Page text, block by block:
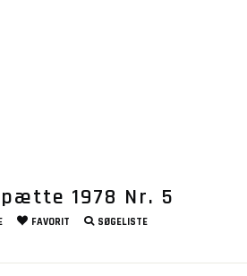
1978 Nr. 5
FAVORIT SØGELISTE